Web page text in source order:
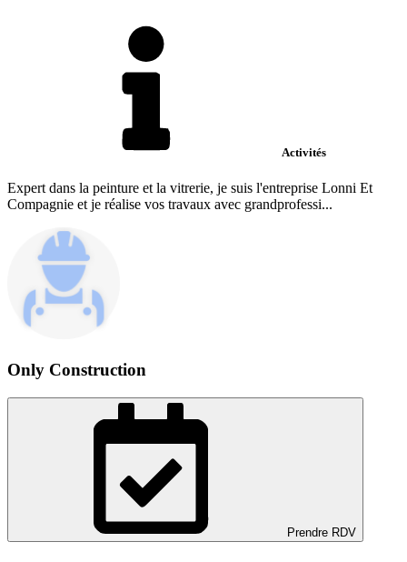
Activités
Expert dans la peinture et la vitrerie, je suis l'entreprise Lonni Et
Compagnie et je réalise vos travaux avec grandprofessi...
Only Construction
Prendre RDV